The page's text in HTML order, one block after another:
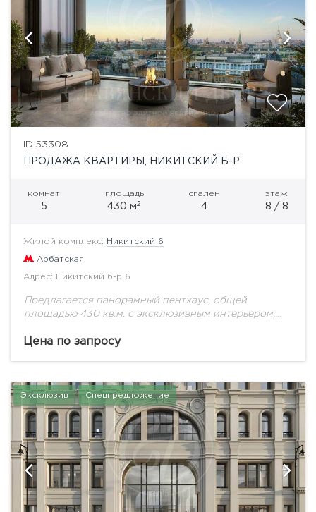
ID 53308
ПРОДАЖА КВАРТИРЫ, НИКИТСКИЙ Б-Р
комнат
5
площадь
430 м2
спален
4
этаж
8 / 8
Жилой комплекс: Никитский 6
Арбатская
Адрес: Никитский б-р 6
Предлагается панорамный пентхаус, общей
площадью 430 кв.м. с эксклюзивным интерьером,
Кремль.«Никитский 6» – жилой дом de luxe класса,
Цена по запросу
Эксклюзив Спецпредложение